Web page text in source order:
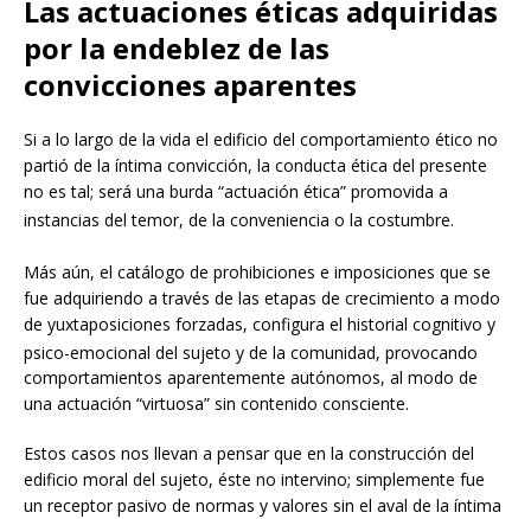
Las actuaciones éticas adquiridas
por la endeblez de las
convicciones aparentes
Si a lo largo de la vida el edificio del comportamiento ético no
partió de la íntima convicción, la conducta ética del presente
no es tal; será una burda “actuación ética” promovida a
instancias del temor, de la conveniencia o la costumbre.
Más aún, el catálogo de prohibiciones e imposiciones que se
fue adquiriendo a través de las etapas de crecimiento a modo
de yuxtaposiciones forzadas, configura el historial cognitivo y
psico-emocional del sujeto y de la comunidad, provocando
comportamientos aparentemente autónomos, al modo de
una actuación “virtuosa” sin contenido consciente.
Estos casos nos llevan a pensar que en la construcción del
edificio moral del sujeto, éste no intervino; simplemente fue
un receptor pasivo de normas y valores sin el aval de la íntima